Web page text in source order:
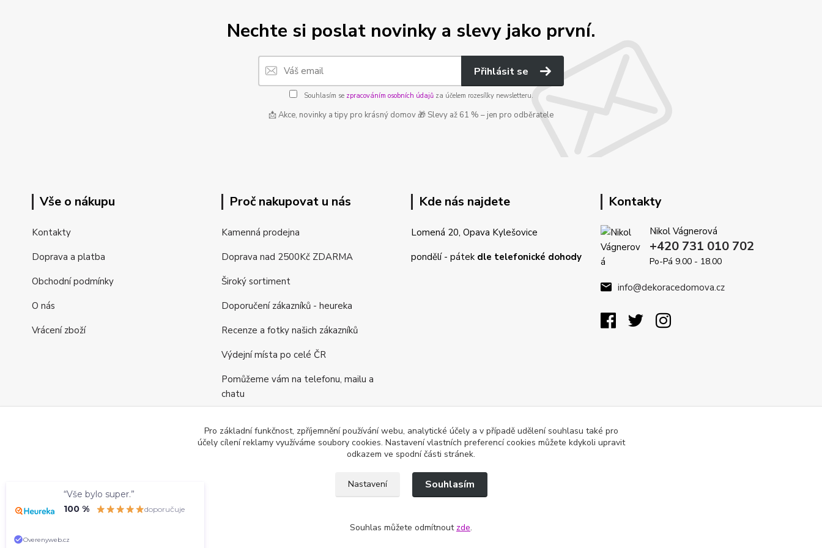
Nechte si poslat novinky a slevy jako první.
Přihlásit se
Souhlasím se zpracováním osobních údajůza účelem rozesílky newsletteru.
📩 Akce, novinky a tipy pro krásný domov 🎁 Slevy až 61 % – jen pro odběratele
Vše o nákupu
Kontakty
Doprava a platba
Obchodní podmínky
O nás
Vrácení zboží
Proč nakupovat u nás
Kamenná prodejna
Doprava nad 2500Kč ZDARMA
Široký sortiment
Doporučení zákazníků - heureka
Recenze a fotky našich zákazníků
Výdejní místa po celé ČR
Pomůžeme vám na telefonu, mailu a
chatu
Jsme tu pro vás již 16 let
Kde nás najdete
Lomená 20, Opava Kylešovice
pondělí - pátek dle telefonické dohody
Kontakty
Nikol Vágnerová
+420 731 010 702
Po-Pá 9.00 - 18.00
info@dekoracedomova.cz
Pro základní funkčnost, zpříjemnění používání webu, analytické účely a v případě udělení souhlasu také pro
účely cílení reklamy využíváme soubory cookies. Nastavení vlastních preferencí cookies můžete kdykoli upravit
odkazem ve spodní části stránek.
Nastavení Souhlasím
Souhlas můžete odmítnout zde.
“Vše bylo super.”
100 %
doporučuje
Overenyweb.cz